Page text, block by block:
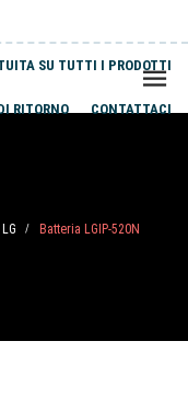
SU TUTTI I PRODOTTI
RITORNO CONTATTACI
LG / Batteria LGIP-520N